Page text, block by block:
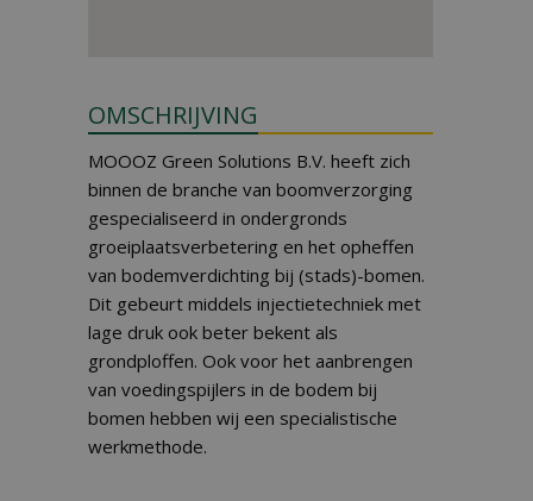
OMSCHRIJVING
MOOOZ Green Solutions B.V. heeft zich
binnen de branche van boomverzorging
gespecialiseerd in ondergronds
groeiplaatsverbetering en het opheffen
van bodemverdichting bij (stads)-bomen.
Dit gebeurt middels injectietechniek met
lage druk ook beter bekent als
grondploffen. Ook voor het aanbrengen
van voedingspijlers in de bodem bij
bomen hebben wij een specialistische
werkmethode.